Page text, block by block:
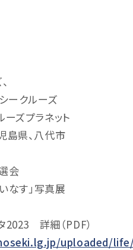
ークルーズ
ーズプラネット
島県、八代市
会
なす」写真展
2023 詳細（PDF）
uploaded/